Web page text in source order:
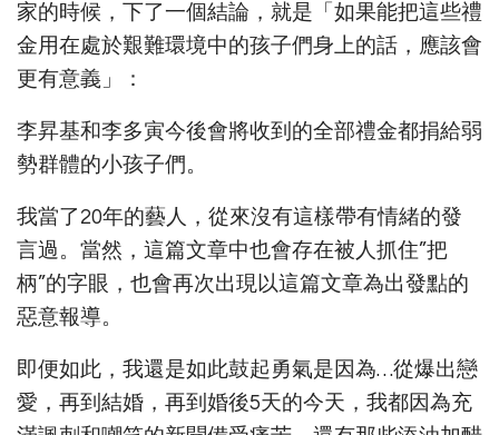
家的時候，下了一個結論，就是「如果能把這些禮
金用在處於艱難環境中的孩子們身上的話，應該會
更有意義」：
李昇基和李多寅今後會將收到的全部禮金都捐給弱
勢群體的小孩子們。
我當了20年的藝人，從來沒有這樣帶有情緒的發
言過。當然，這篇文章中也會存在被人抓住”把
柄”的字眼，也會再次出現以這篇文章為出發點的
惡意報導。
即便如此，我還是如此鼓起勇氣是因為…從爆出戀
愛，再到結婚，再到婚後5天的今天，我都因為充